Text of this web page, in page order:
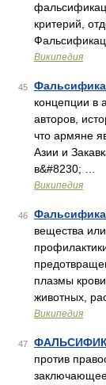
критерий,
Википедия
45
концепции в
авторов,
что армяне
Азии и
в&#8230; …
Википедия
46
вещества
плазмы
животных,
Википедия
47
против